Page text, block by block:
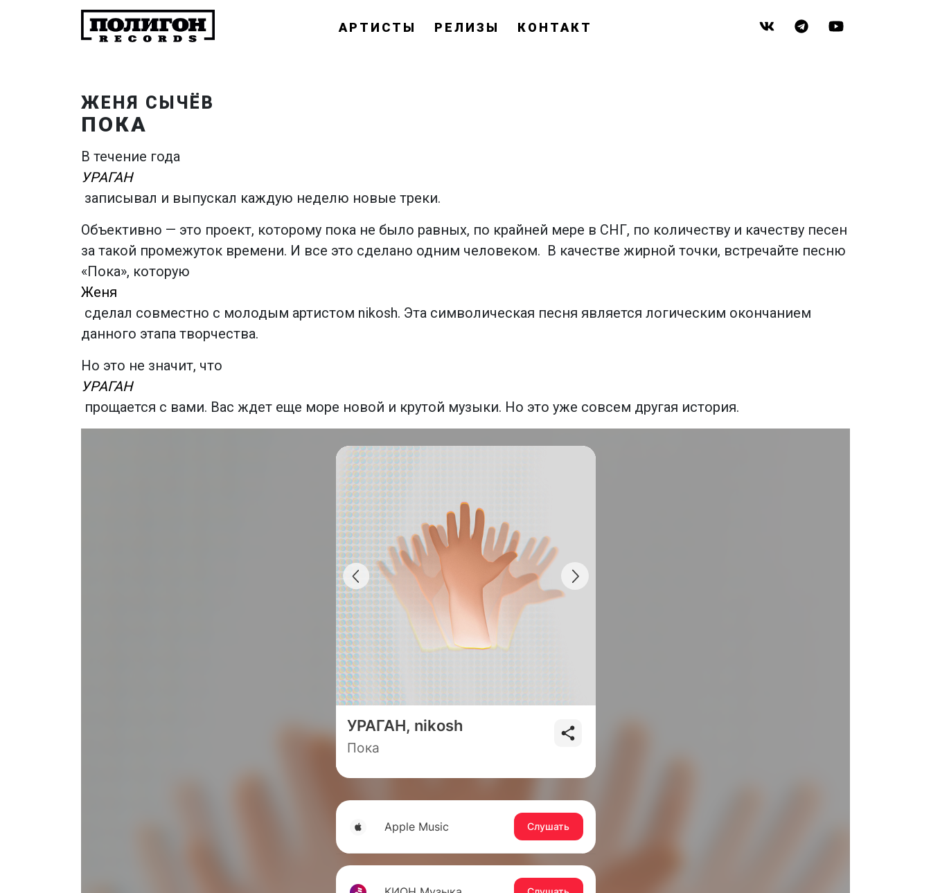
АРТИСТЫ РЕЛИЗЫ КОНТАКТ
ЖЕНЯ СЫЧЁВ
ПОКА
В течение года
УРАГАН
записывал и выпускал каждую неделю новые треки.
Объективно — это проект, которому пока не было равных, по крайней мере в СНГ, по количеству и качеству песен
за такой промежуток времени. И все это сделано одним человеком. В качестве жирной точки, встречайте песню
«Пока», которую
Женя
сделал совместно с молодым артистом nikosh. Эта символическая песня является логическим окончанием
данного этапа творчества.
Но это не значит, что
УРАГАН
прощается с вами. Вас ждет еще море новой и крутой музыки. Но это уже совсем другая история.